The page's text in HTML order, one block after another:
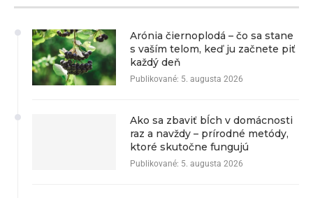
Arónia čiernoplodá – čo sa stane
s vaším telom, keď ju začnete piť
každý deň
Publikované: 5. augusta 2026
Ako sa zbaviť bĺch v domácnosti
raz a navždy – prírodné metódy,
ktoré skutočne fungujú
Publikované: 5. augusta 2026